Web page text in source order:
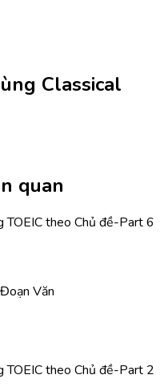
Classical
quan
Văn